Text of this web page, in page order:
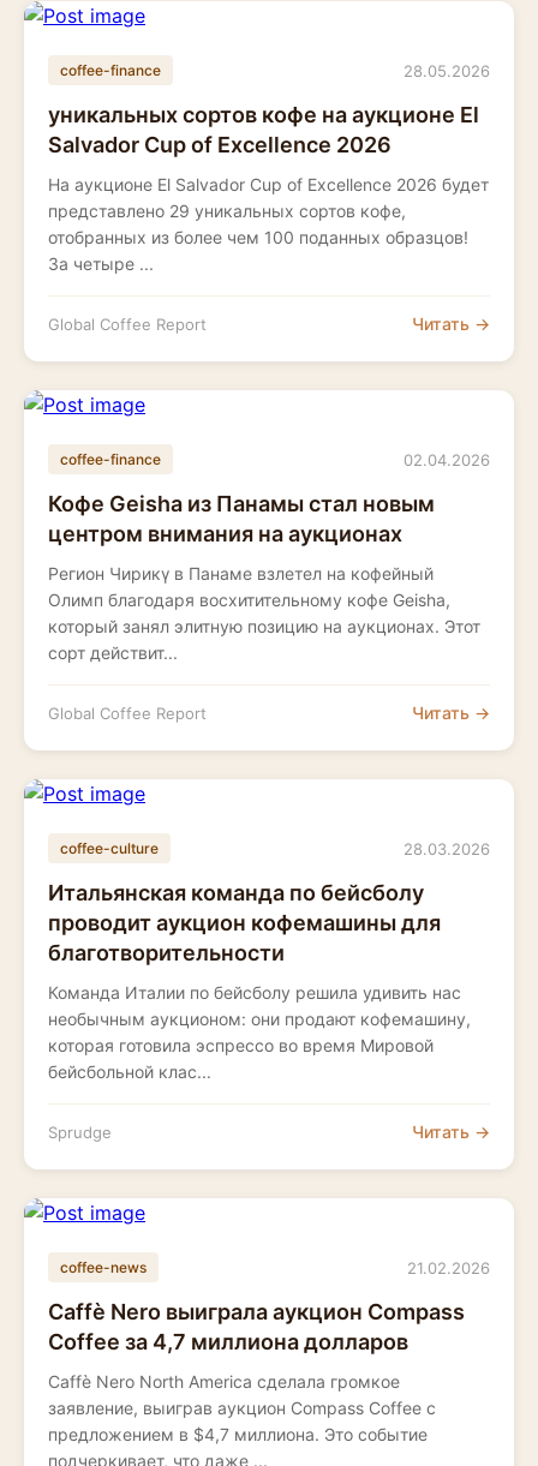
coffee-finance 28.05.2026
уникальных сортов кофе на аукционе El
Salvador Cup of Excellence 2026
На аукционе El Salvador Cup of Excellence 2026 будет
представлено 29 уникальных сортов кофе,
отобранных из более чем 100 поданных образцов!
За четыре ...
Global Coffee Report Читать →
coffee-finance 02.04.2026
Кофе Geisha из Панамы стал новым
центром внимания на аукционах
Регион Чирикү в Панаме взлетел на кофейный
Олимп благодаря восхитительному кофе Geisha,
который занял элитную позицию на аукционах. Этот
сорт действит...
Global Coffee Report Читать →
coffee-culture 28.03.2026
Итальянская команда по бейсболу
проводит аукцион кофемашины для
благотворительности
Команда Италии по бейсболу решила удивить нас
необычным аукционом: они продают кофемашину,
которая готовила эспрессо во время Мировой
бейсбольной клас...
Sprudge Читать →
coffee-news 21.02.2026
Caffè Nero выиграла аукцион Compass
Coffee за 4,7 миллиона долларов
Caffè Nero North America сделала громкое
заявление, выиграв аукцион Compass Coffee с
предложением в $4,7 миллиона. Это событие
подчеркивает, что даже ...